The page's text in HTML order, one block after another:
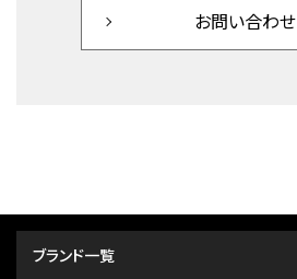
お問い合わせ
ブランド一覧